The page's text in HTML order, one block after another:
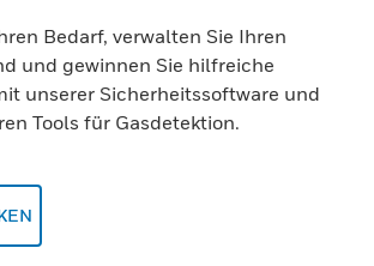
Bedarf, verwalten Sie Ihren
und gewinnen Sie hilfreiche
unserer Sicherheitssoftware und
Tools für Gasdetektion.